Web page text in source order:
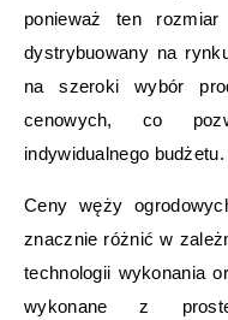
ponieważ ten
dystrybuowany na
na szeroki wybór
cenowych, co
indywidualnego budżetu.
Ceny węży
znacznie różnić w
technologii wykonania
wykonane z